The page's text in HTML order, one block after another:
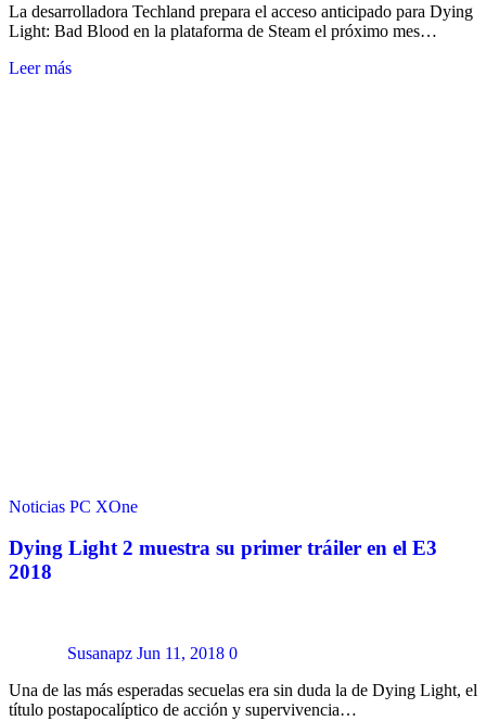
La desarrolladora Techland prepara el acceso anticipado para Dying
Light: Bad Blood en la plataforma de Steam el próximo mes…
Leer más
Noticias PC XOne
Dying Light 2 muestra su primer tráiler en el E3
2018
Susanapz Jun 11, 2018 0
Una de las más esperadas secuelas era sin duda la de Dying Light, el
título postapocalíptico de acción y supervivencia…